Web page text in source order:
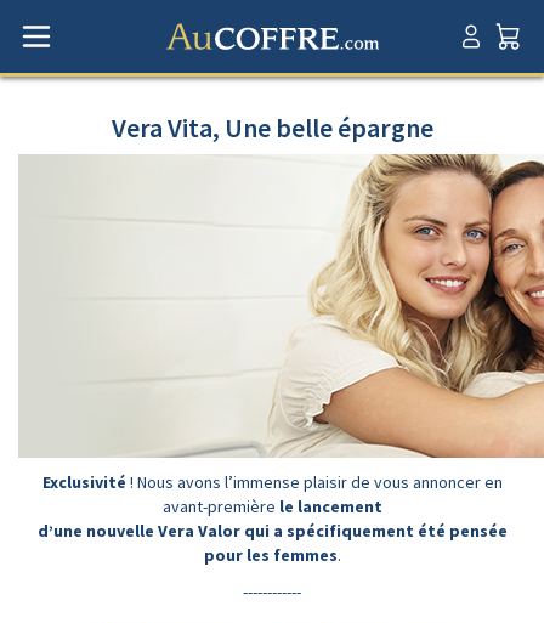
Vera Vita, Une belle épargne
Exclusivité ! Nous avons l’immense plaisir de vous annoncer en
avant-première le lancement
d’une nouvelle Vera Valor qui a spécifiquement été pensée
pour les femmes.
------------